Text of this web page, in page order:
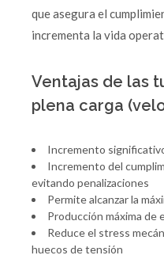
que asegura el
incrementa la vida
Ventajas de las
plena carga
Incremento
Incremento del
evitando penalizaciones
Permite alcanzar la
Producción máxima de
Reduce el stress
huecos de tensión